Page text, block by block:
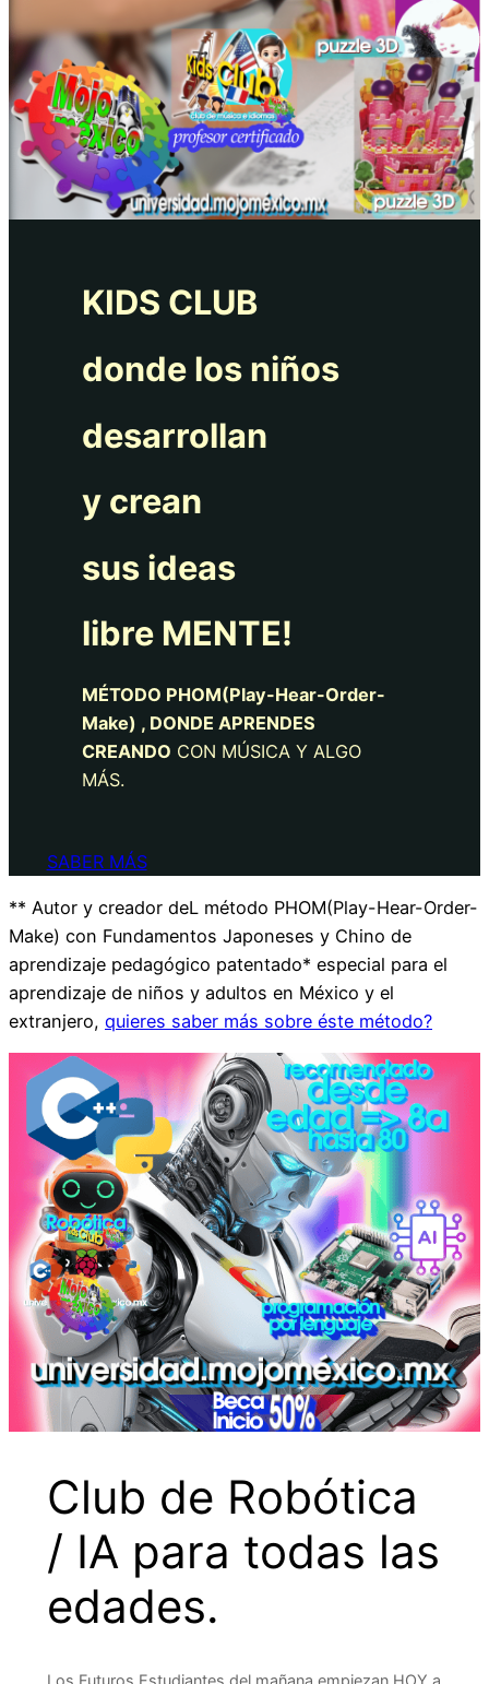
KIDS CLUB
donde los niños
desarrollan
y crean
sus ideas
libre MENTE!
MÉTODO PHOM(Play-Hear-Order-
Make) , DONDE APRENDES
CREANDO CON MÚSICA Y ALGO
MÁS.
SABER MÁS
** Autor y creador deL método PHOM(Play-Hear-Order-
Make) con Fundamentos Japoneses y Chino de
aprendizaje pedagógico patentado* especial para el
aprendizaje de niños y adultos en México y el
extranjero, quieres saber más sobre éste método?
Club de Robótica
/ IA para todas las
edades.
Los Futuros Estudiantes del mañana empiezan HOY a